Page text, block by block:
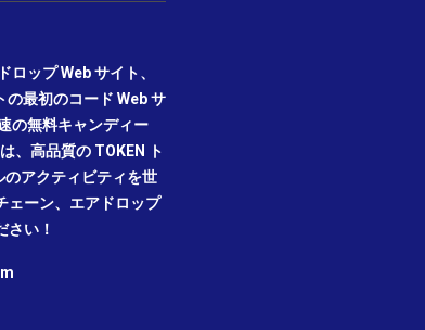
ップ Web サイト、
最初のコード Web サ
の無料キャンディー
、高品質の TOKEN ト
アクティビティを世
ェーン、エアドロップ
さい！